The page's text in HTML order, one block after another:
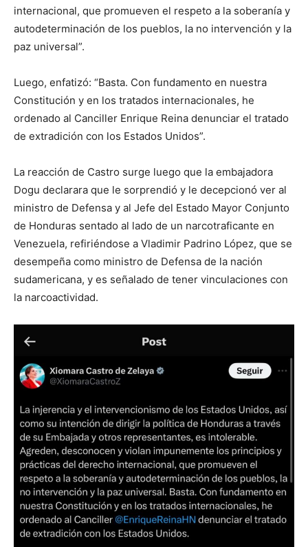
internacional, que promueven el respeto a la soberanía y
autodeterminación de los pueblos, la no intervención y la
paz universal”.
Luego, enfatizó: “Basta. Con fundamento en nuestra
Constitución y en los tratados internacionales, he
ordenado al Canciller Enrique Reina denunciar el tratado
de extradición con los Estados Unidos”.
La reacción de Castro surge luego que la embajadora
Dogu declarara que le sorprendió y le decepcionó ver al
ministro de Defensa y al Jefe del Estado Mayor Conjunto
de Honduras sentado al lado de un narcotraficante en
Venezuela, refiriéndose a Vladimir Padrino López, que se
desempeña como ministro de Defensa de la nación
sudamericana, y es señalado de tener vinculaciones con
la narcoactividad.